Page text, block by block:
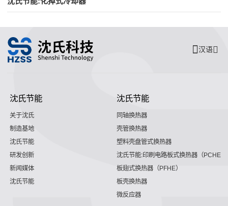
汉语
沈氏节能
关于沈氏
制造基地
沈氏节能
研发创新
新闻媒体
沈氏节能
沈氏节能
同轴换热器
壳管换热器
塑料壳盘管式换热器
沈氏节能:印刷电路板式换热器（PCHE）
板翅式换热器（PFHE）
板壳换热器
微反应器